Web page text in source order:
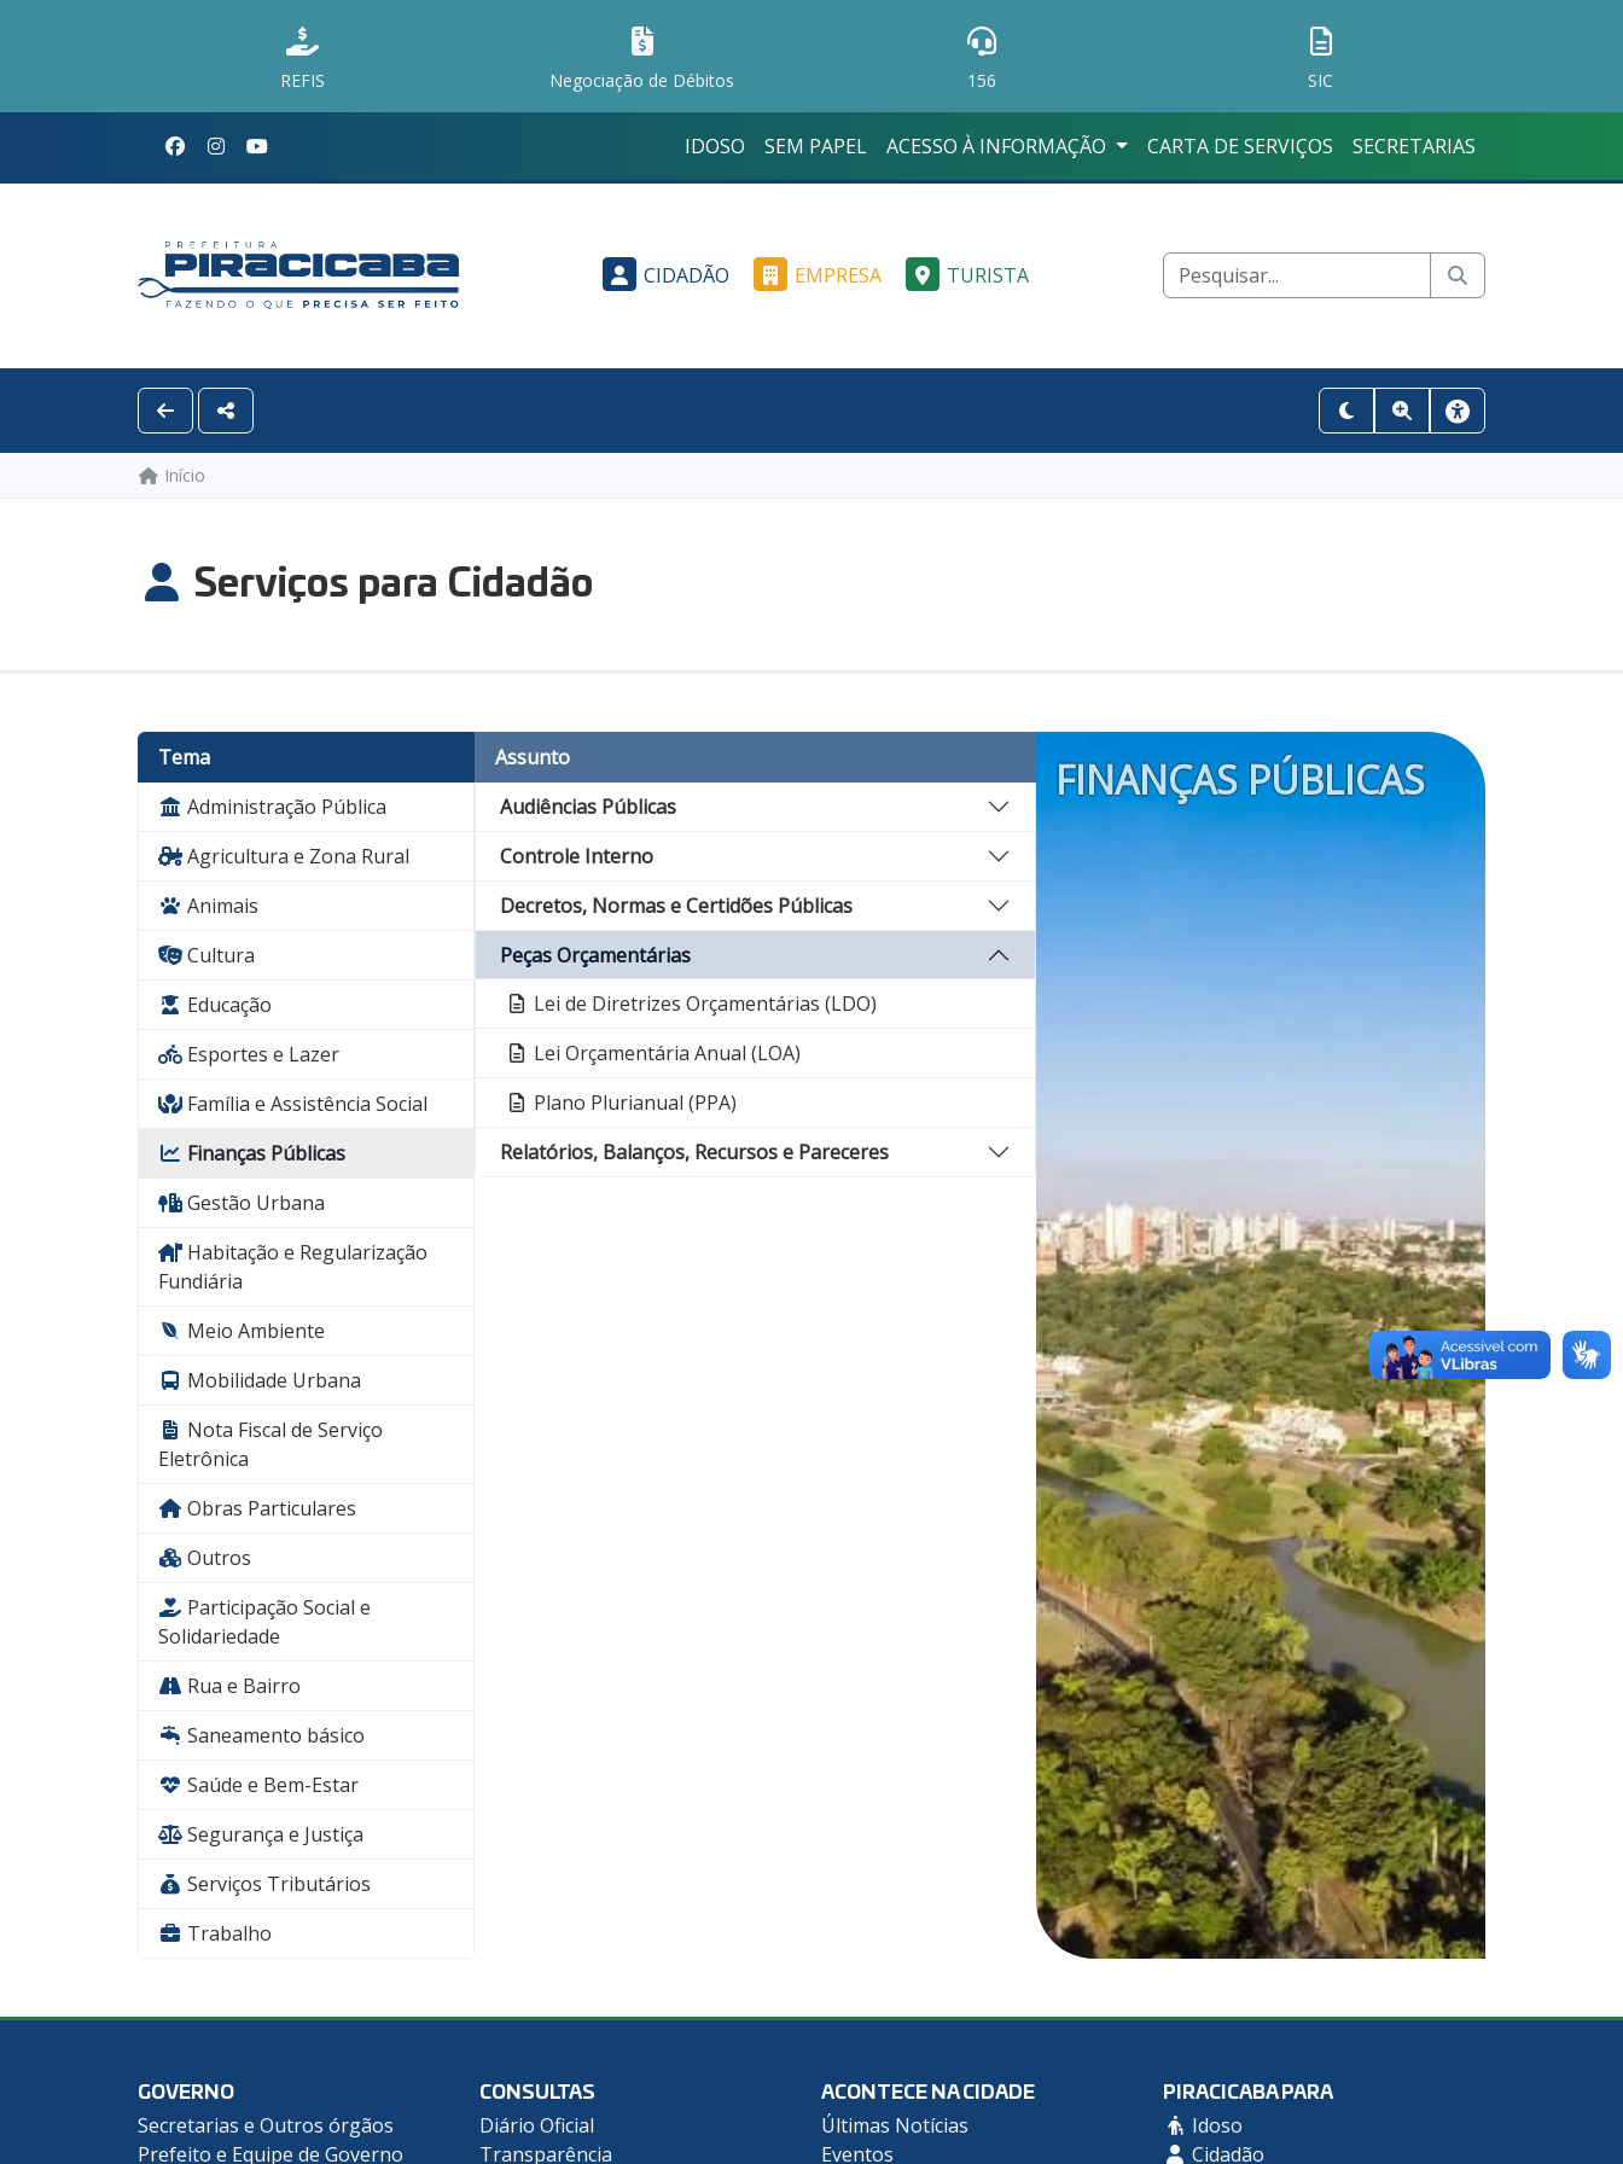
REFIS Negociação de Débitos 156 SIC
IDOSO SEM PAPEL ACESSO À INFORMAÇÃO CARTA DE SERVIÇOS SECRETARIAS
CIDADÃO EMPRESA TURISTA
Início
Serviços para Cidadão
Tema
Administração Pública
Agricultura e Zona Rural
Animais
Cultura
Educação
Esportes e Lazer
Família e Assistência Social
Finanças Públicas
Gestão Urbana
Habitação e Regularização
Fundiária
Meio Ambiente
Mobilidade Urbana
Nota Fiscal de Serviço
Eletrônica
Obras Particulares
Outros
Participação Social e
Solidariedade
Rua e Bairro
Saneamento básico
Saúde e Bem-Estar
Segurança e Justiça
Serviços Tributários
Trabalho
Assunto
Audiências Públicas
Controle Interno
Decretos, Normas e Certidões Públicas
Peças Orçamentárias
Lei de Diretrizes Orçamentárias (LDO)
Lei Orçamentária Anual (LOA)
Plano Plurianual (PPA)
Relatórios, Balanços, Recursos e Pareceres
FINANÇAS PÚBLICAS
GOVERNO
Secretarias e Outros órgãos
Prefeito e Equipe de Governo
CONSULTAS
Diário Oficial
Transparência
ACONTECE NA CIDADE
Últimas Notícias
Eventos
PIRACICABA PARA
Idoso
Cidadão